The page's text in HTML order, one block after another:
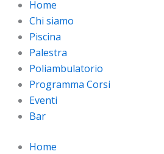
Home
Chi siamo
Piscina
Palestra
Poliambulatorio
Programma Corsi
Eventi
Bar
Home